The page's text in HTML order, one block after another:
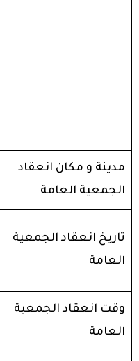
مدينة و مكان انعقاد
الجمعية العامة
تاريخ انعقاد الجمعية
العامة
وقت انعقاد الجمعية
العامة